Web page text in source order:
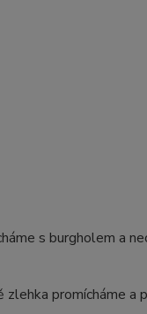
s burgholem a
promícháme a